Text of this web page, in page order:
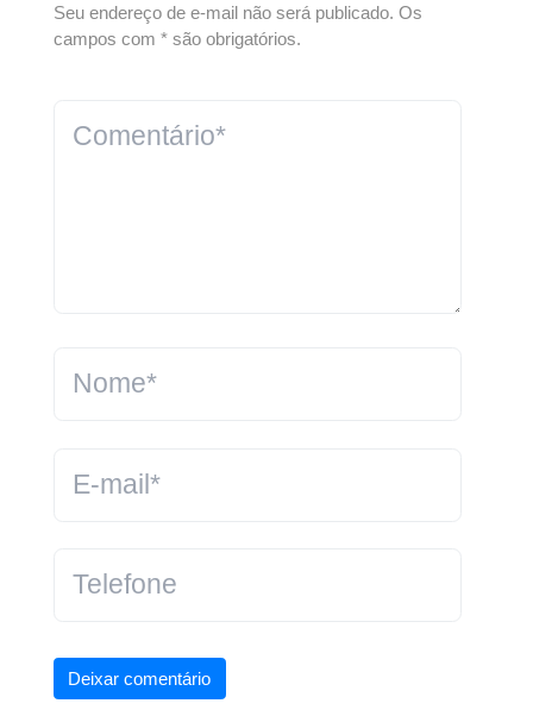
Seu endereço de e-mail não será publicado. Os
campos com * são obrigatórios.
Deixar comentário